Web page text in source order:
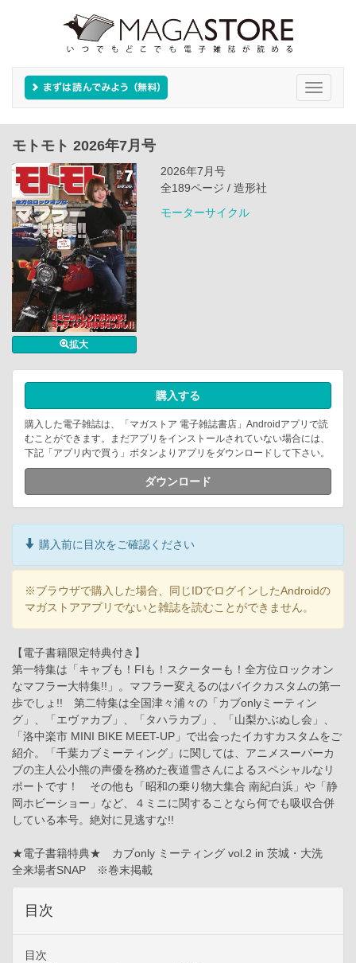
Toggle
モトモト 2026年7月号
拡大
2026年7月号
全189ページ / 造形社
モーターサイクル
購入する
購入した電子雑誌は、「マガストア 電子雑誌書店」Androidアプリで読
むことができます。まだアプリをインストールされていない場合には、
下記「アプリ内で買う」ボタンよりアプリをダウンロードして下さい。
ダウンロード
購入前に目次をご確認ください
※ブラウザで購入した場合、同じIDでログインしたAndroidの
マガストアアプリでないと雑誌を読むことができません。
【電子書籍限定特典付き】
第一特集は「キャブも！FIも！スクーターも！全方位ロックオン
なマフラー大特集!!」。マフラー変えるのはバイクカスタムの第一
歩でしょ!! 第二特集は全国津々浦々の「カブonlyミーティン
グ」、「エヴァカブ」、「タハラカブ」、「山梨かぶぬし会」、
「洛中楽市 MINI BIKE MEET-UP」で出会ったイカすカスタムをご
紹介。「千葉カブミーティング」に関しては、アニメスーパーカ
ブの主人公小熊の声優を務めた夜道雪さんによるスペシャルなリ
ポートです！ その他も「昭和の乗り物大集合 南紀白浜」や「静
岡ホビーショー」など、４ミニに関することなら何でも吸収合併
している本号。絶対に見逃すな!!
★電子書籍特典★ カブonly ミーティング vol.2 in 茨城・大洗
全来場者SNAP ※巻末掲載
目次
目次